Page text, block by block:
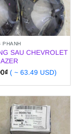
PHANH
SAU CHEVROLET
₫ ( ~ 63.49 USD)